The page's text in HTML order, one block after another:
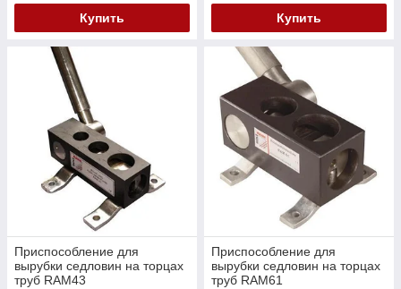
Купить Купить
Приспособление для
вырубки седловин на торцах
труб RAM43
Приспособление для
вырубки седловин на торцах
труб RAM61